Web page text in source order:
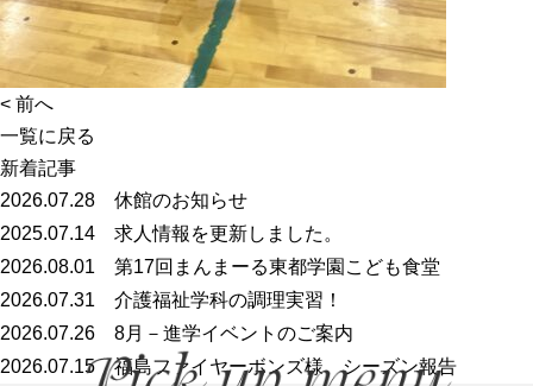
< 前へ
一覧に戻る
新着記事
2026.07.28 休館のお知らせ
2025.07.14 求人情報を更新しました。
2026.08.01 第17回まんまーる東都学園こども食堂
2026.07.31 介護福祉学科の調理実習！
2026.07.26 8月－進学イベントのご案内
2026.07.15福島ファイヤーボンズ様 シーズン報告